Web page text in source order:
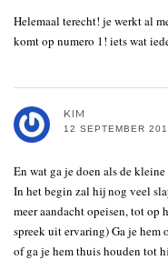
Helemaal terecht! je werkt al
komt op numero 1! iets wat
KIM
12 SEPTEMBER
En wat ga je doen als de
In het begin zal hij nog veel
meer aandacht opeisen, tot
spreek uit ervaring) Ga je hem
of ga je hem thuis houden tot